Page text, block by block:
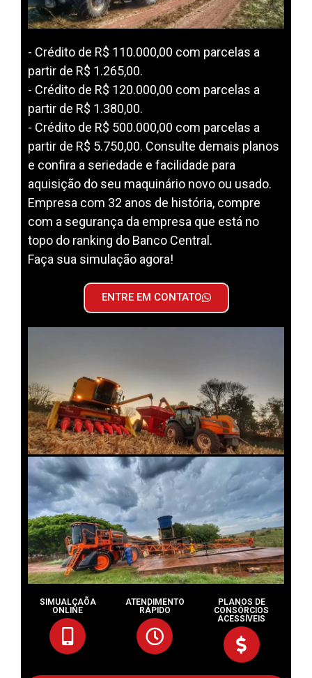
- Crédito de R$ 110.000,00 com parcelas a
partir de R$ 1.265,00.
- Crédito de R$ 120.000,00 com parcelas a
partir de R$ 1.380,00.
- Crédito de R$ 500.000,00 com parcelas a
partir de R$ 5.750,00. Consulte demais planos
e confira a seriedade e facilidade para
aquisição do seu maquinário novo ou usado.
Empresa com 32 anos de história, compre
com a segurança da empresa que está no
topo do ranking do Banco Central.
Faça sua simulação agora!
ENTRE EM CONTATO
SIMUALÇAÕA
ONLINE
ATENDIMENTO
RÁPIDO
PLANOS DE
CONSÓRCIOS
ACESSÍVEIS